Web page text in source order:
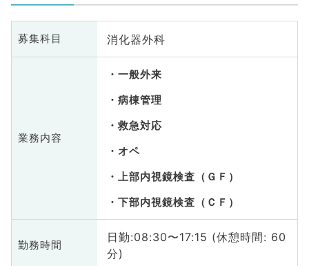
募集科目 消化器外科
業務内容
一般外来
病棟管理
救急対応
オペ
上部内視鏡検査（ＧＦ）
下部内視鏡検査（ＣＦ）
勤務時間
日勤:08:30〜17:15 (休憩時間: 60
分)